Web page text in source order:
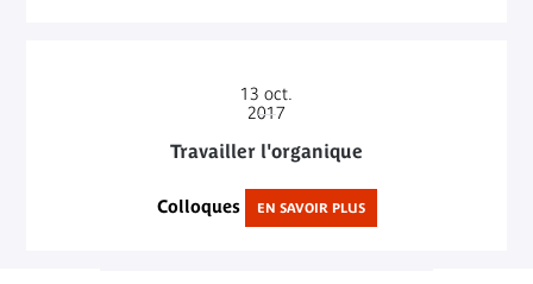
13 oct.
2017
Travailler l'organique
Colloques EN SAVOIR PLUS